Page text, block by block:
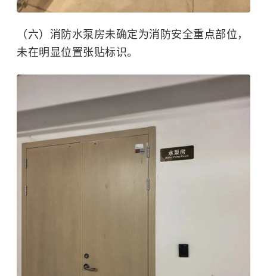
（六）消防水泵房未确定为消防安全重点部位，
未在明显位置张贴标识。